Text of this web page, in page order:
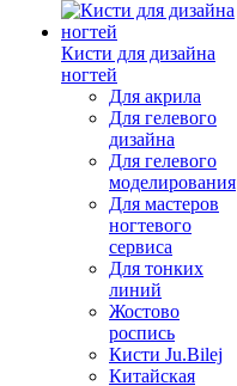
Кисти для дизайна
ногтей
Для акрила
Для гелевого
дизайна
Для гелевого
моделирования
Для мастеров
ногтевого
сервиса
Для тонких
линий
Жостово
роспись
Кисти Ju.Bilej
Китайская